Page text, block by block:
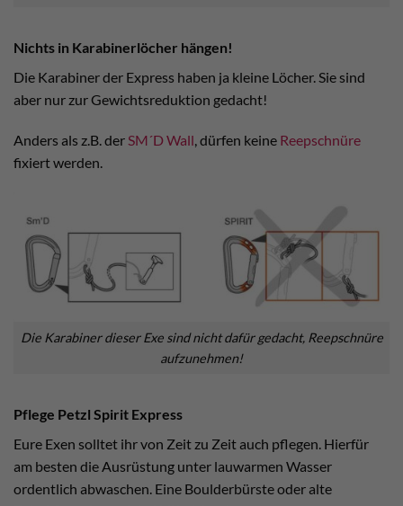
Nichts in Karabinerlöcher hängen!
Die Karabiner der Express haben ja kleine Löcher. Sie sind
aber nur zur Gewichtsreduktion gedacht!
Anders als z.B. derSM´D Wall, dürfen keine Reepschnüre
fixiert werden.
Die Karabiner dieser Exe sind nicht dafür gedacht, Reepschnüre
aufzunehmen!
Pflege Petzl Spirit Express
Eure Exen solltet ihr von Zeit zu Zeit auch pflegen. Hierfür
am besten die Ausrüstung unter lauwarmen Wasser
ordentlich abwaschen. Eine Boulderbürste oder alte